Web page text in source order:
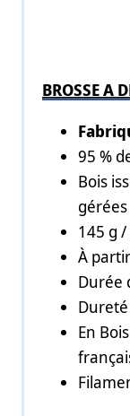
BROSSE A
95 %
Bois
gérées
145 g
À
Durée
En